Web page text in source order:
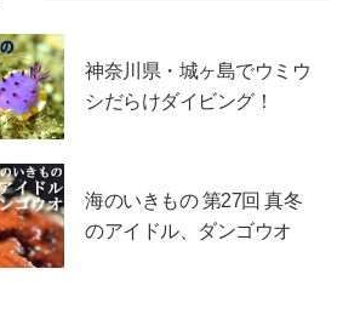
神奈川県・城ヶ島でウミウ
シだらけダイビング！
海のいきもの 第27回 真冬
のアイドル、ダンゴウオ